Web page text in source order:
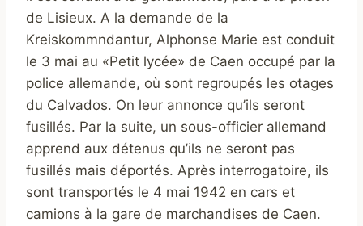
de Lisieux. A la demande de la
Kreiskommndantur, Alphonse Marie est conduit
le 3 mai au «Petit lycée» de Caen occupé par la
police allemande, où sont regroupés les otages
du Calvados. On leur annonce qu’ils seront
fusillés. Par la suite, un sous-officier allemand
apprend aux détenus qu’ils ne seront pas
fusillés mais déportés. Après interrogatoire, ils
sont transportés le 4 mai 1942 en cars et
camions à la gare de marchandises de Caen.